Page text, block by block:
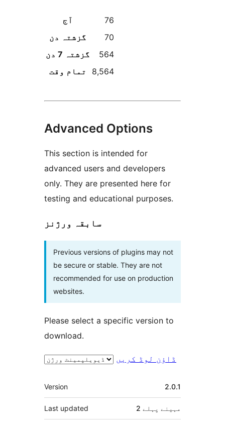
آج
76
گزشتہ دن
70
گزشتہ 7 دن
564
تمام وقت
8,564
Advanced Options
This section is intended for
advanced users and developers
only. They are presented here for
testing and educational purposes.
سابقہ ورژنز
Previous versions of plugins may not
be secure or stable. They are not
recommended for use on production
websites.
Please select a specific version to
download.
ڈاؤن لوڈ کریں
میٹا
Version 2.0.1
Last updated 2 مہینے پہلے